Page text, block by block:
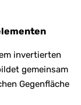
invertierten
gemeinsam
Gegenfläche